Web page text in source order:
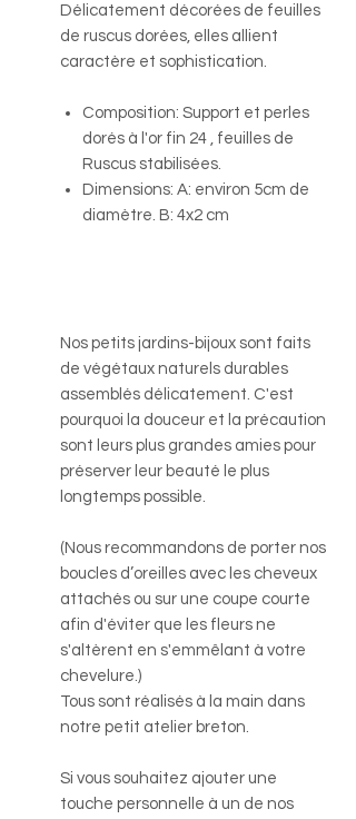
Délicatement décorées de feuilles
de ruscus dorées, elles allient
caractère et sophistication.
Composition: Support et perles
dorés à l'or fin 24 , feuilles de
Ruscus stabilisées.
Dimensions: A: environ 5cm de
diamètre. B: 4x2 cm
Nos petits jardins-bijoux sont faits
de végétaux naturels durables
assemblés délicatement. C'est
pourquoi la douceur et la précaution
sont leurs plus grandes amies pour
préserver leur beauté le plus
longtemps possible.
(Nous recommandons de porter nos
boucles d’oreilles avec les cheveux
attachés ou sur une coupe courte
afin d'éviter que les fleurs ne
s'altèrent en s'emmêlant à votre
chevelure.)
Tous sont réalisés à la main dans
notre petit atelier breton.
Si vous souhaitez ajouter une
touche personnelle à un de nos